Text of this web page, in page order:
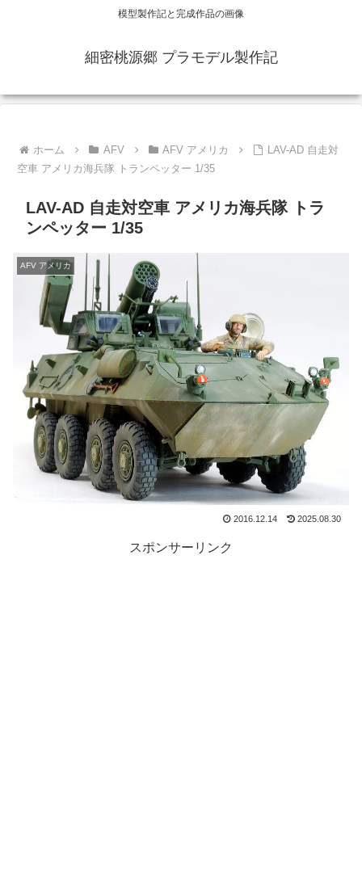
模型製作記と完成作品の画像
細密桃源郷 プラモデル製作記
ホーム AFV AFV アメリカ
LAV-AD 自走対
空車 アメリカ海兵隊 トランペッター 1/35
LAV-AD 自走対空車 アメリカ海兵隊 トラ
ンペッター 1/35
AFV アメリカ
2016.12.14 2025.08.30
スポンサーリンク